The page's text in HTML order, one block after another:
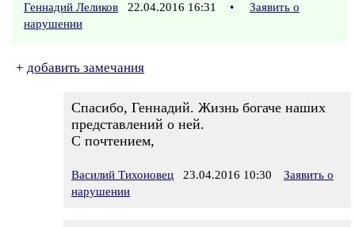
Геннадий Леликов 22.04.2016 16:31 •
Заявить о
нарушении
+ добавить замечания
Спасибо, Геннадий. Жизнь богаче наших
представлений о ней.
С почтением,
Василий Тихоновец 23.04.2016 10:30
Заявить о
нарушении